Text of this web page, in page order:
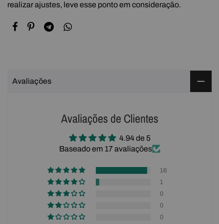
realizar ajustes, leve esse ponto em consideração.
Avaliações
Avaliações de Clientes
4.94 de 5
Baseado em 17 avaliações
16
1
0
0
0